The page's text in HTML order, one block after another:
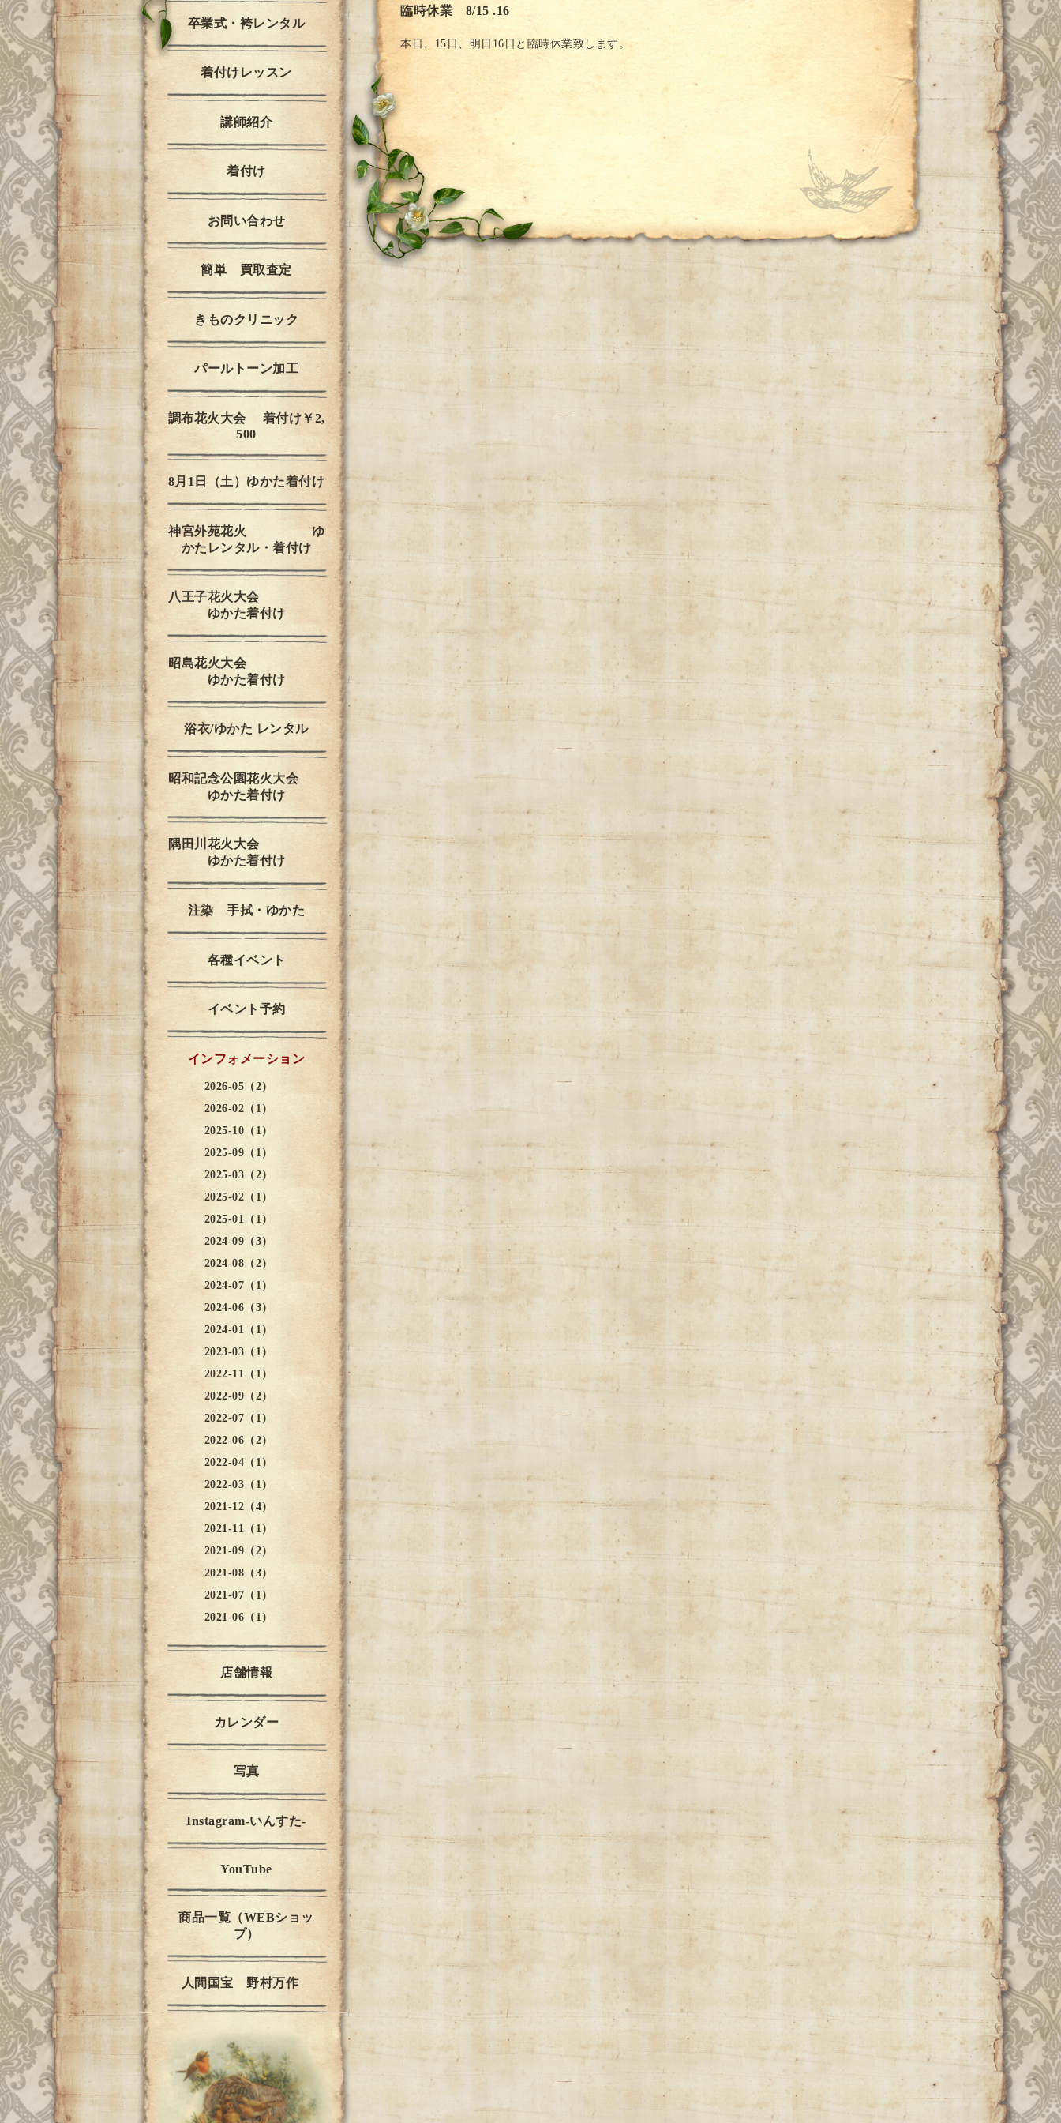
臨時休業 8/15 .16
本日、15日、明日16日と臨時休業致します。
卒業式・袴レンタル
着付けレッスン
講師紹介
着付け
お問い合わせ
簡単 買取査定
きものクリニック
パールトーン加工
調布花火大会 着付け￥2,
500
8月1日（土）ゆかた着付け
神宮外苑花火 ゆ
かたレンタル・着付け
八王子花火大会
ゆかた着付け
昭島花火大会
ゆかた着付け
浴衣/ゆかた レンタル
昭和記念公園花火大会
ゆかた着付け
隅田川花火大会
ゆかた着付け
注染 手拭・ゆかた
各種イベント
イベント予約
インフォメーション
2026-05（2）
2026-02（1）
2025-10（1）
2025-09（1）
2025-03（2）
2025-02（1）
2025-01（1）
2024-09（3）
2024-08（2）
2024-07（1）
2024-06（3）
2024-01（1）
2023-03（1）
2022-11（1）
2022-09（2）
2022-07（1）
2022-06（2）
2022-04（1）
2022-03（1）
2021-12（4）
2021-11（1）
2021-09（2）
2021-08（3）
2021-07（1）
2021-06（1）
店舗情報
カレンダー
写真
Instagram-いんすた-
YouTube
商品一覧（WEBショッ
プ）
人間国宝 野村万作